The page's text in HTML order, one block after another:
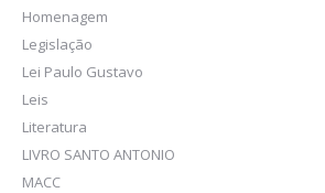
Homenagem
Legislação
Lei Paulo Gustavo
Leis
Literatura
LIVRO SANTO ANTONIO
MACC